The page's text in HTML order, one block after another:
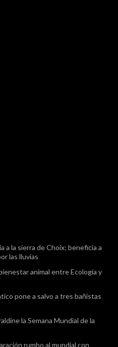
a la sierra de Choix; beneficia a
las lluvias
animal entre Ecología y
pone a salvo a tres bañistas
la Semana Mundial de la
rumbo al mundial con